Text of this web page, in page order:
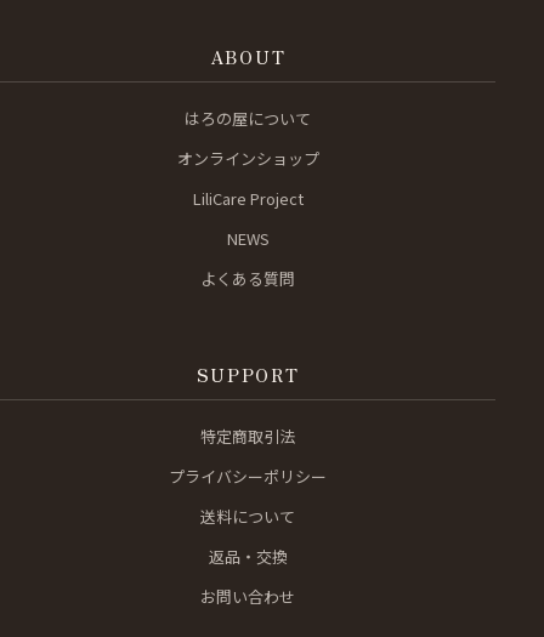
ABOUT
はろの屋について
オンラインショップ
LiliCare Project
NEWS
よくある質問
SUPPORT
特定商取引法
プライバシーポリシー
送料について
返品・交換
お問い合わせ